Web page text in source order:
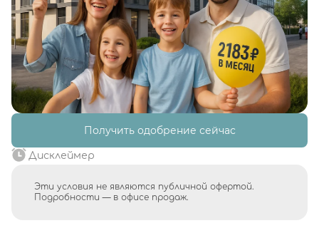
Получить одобрение сейчас
Дисклеймер
Эти условия не являются публичной офертой.
Подробности — в офисе продаж.